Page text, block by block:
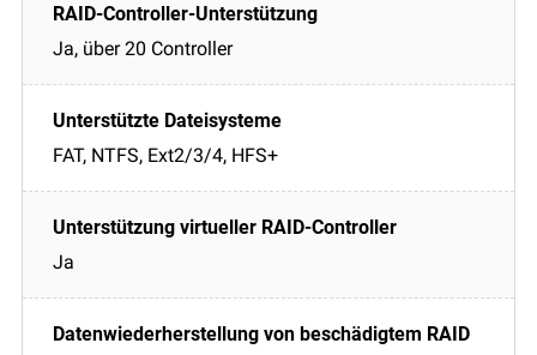
Ja, über 20 Controller
FAT, NTFS, Ext2/3/4, HFS+
Ja